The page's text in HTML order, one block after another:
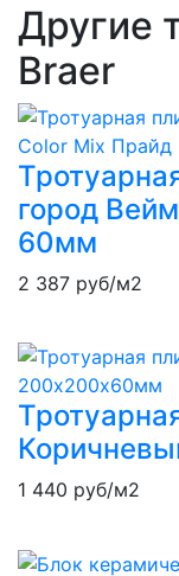
Другие
Braer
город
60мм
2 387 руб/м2
1 440 руб/м2